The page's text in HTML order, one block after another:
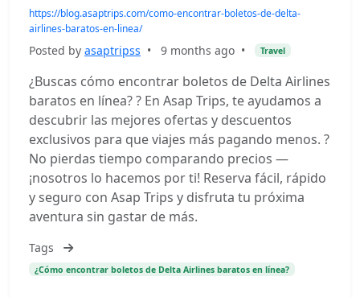
https://blog.asaptrips.com/como-encontrar-boletos-de-delta-
airlines-baratos-en-linea/
Posted by asaptripss • 9 months ago • Travel
¿Buscas cómo encontrar boletos de Delta Airlines
baratos en línea? ? En Asap Trips, te ayudamos a
descubrir las mejores ofertas y descuentos
exclusivos para que viajes más pagando menos. ?
No pierdas tiempo comparando precios —
¡nosotros lo hacemos por ti! Reserva fácil, rápido
y seguro con Asap Trips y disfruta tu próxima
aventura sin gastar de más.
Tags
¿Cómo encontrar boletos de Delta Airlines baratos en línea?